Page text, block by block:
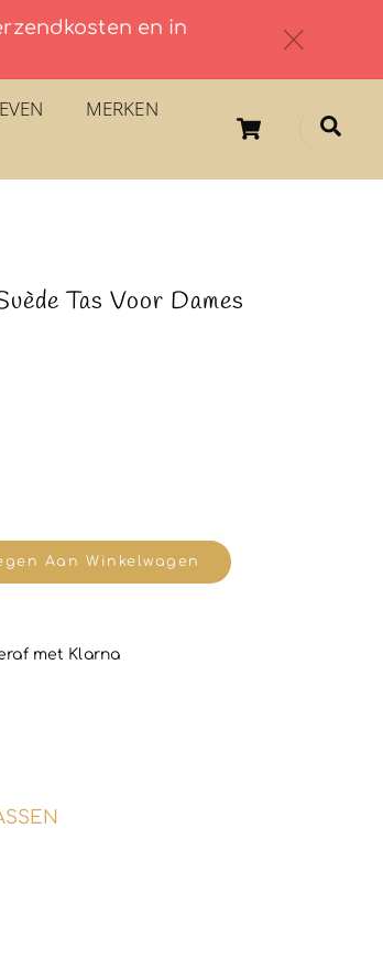
en in
c
Cart
MERKEN
Tas Voor Dames
Aan Winkelwagen
met Klarna